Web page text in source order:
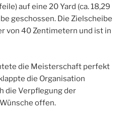
auf eine 20 Yard (ca. 18,29
geschossen. Die Zielscheibe
von 40 Zentimetern und ist in
die Meisterschaft perfekt
die Organisation
die Verpflegung der
offen.